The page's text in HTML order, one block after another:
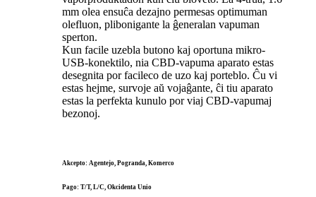
mm olea ensuĉa dezajno permesas optimuman
olefluon, plibonigante la ĝeneralan vapuman
sperton.
Kun facile uzebla butono kaj oportuna mikro-
USB-konektilo, nia CBD-vapuma aparato estas
desegnita por facileco de uzo kaj porteblo. Ĉu vi
estas hejme, survoje aŭ vojaĝante, ĉi tiu aparato
estas la perfekta kunulo por viaj CBD-vapumaj
bezonoj.
Akcepto: Agentejo, Pogranda, Komerco
Pago: T/T, L/C, Okcidenta Unio